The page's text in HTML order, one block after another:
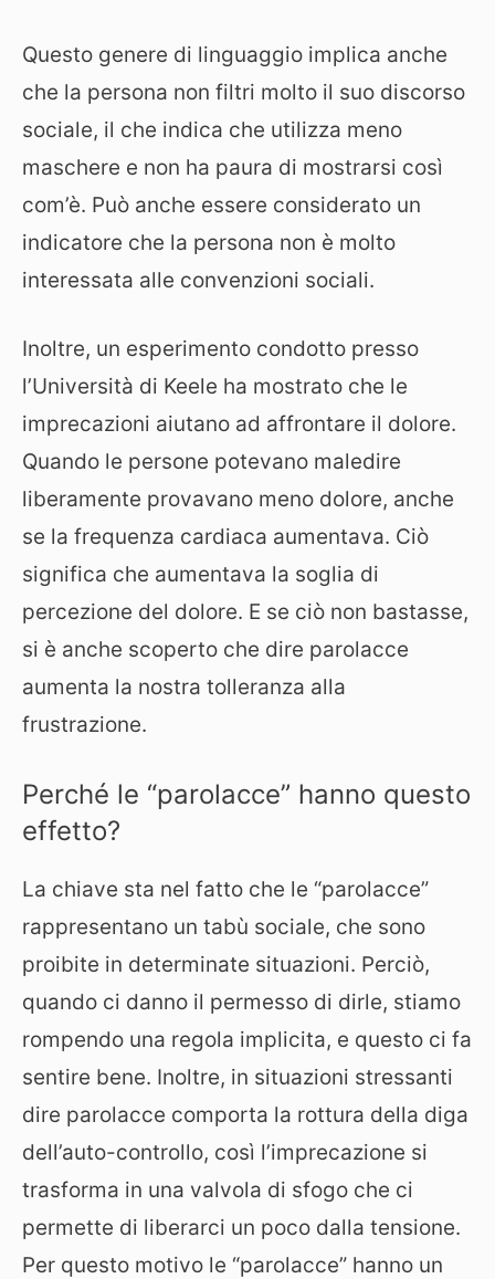
Questo genere di linguaggio implica anche
che la persona non filtri molto il suo discorso
sociale, il che indica che utilizza meno
maschere e non ha paura di mostrarsi così
com’è. Può anche essere considerato un
indicatore che la persona non è molto
interessata alle convenzioni sociali.
Inoltre, un esperimento condotto presso
l’Università di Keele ha mostrato che le
imprecazioni aiutano ad affrontare il dolore.
Quando le persone potevano maledire
liberamente provavano meno dolore, anche
se la frequenza cardiaca aumentava. Ciò
significa che aumentava la soglia di
percezione del dolore. E se ciò non bastasse,
si è anche scoperto che dire parolacce
aumenta la nostra tolleranza alla
frustrazione.
Perché le “parolacce” hanno questo
effetto?
La chiave sta nel fatto che le “parolacce”
rappresentano un tabù sociale, che sono
proibite in determinate situazioni. Perciò,
quando ci danno il permesso di dirle, stiamo
rompendo una regola implicita, e questo ci fa
sentire bene. Inoltre, in situazioni stressanti
dire parolacce comporta la rottura della diga
dell’auto-controllo, così l’imprecazione si
trasforma in una valvola di sfogo che ci
permette di liberarci un poco dalla tensione.
Per questo motivo le “parolacce” hanno un